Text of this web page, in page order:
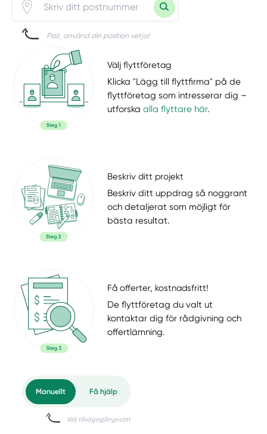
Psst, använd din position vetja!
Välj flyttföretag
Klicka "Lägg till flyttfirma" på de
flyttföretag som intresserar dig –
utforskaalla flyttare här.
Beskriv ditt projekt
Beskriv ditt uppdrag så noggrant
och detaljerat som möjligt för
bästa resultat.
Få offerter, kostnadsfritt!
De flyttföretag du valt ut
kontaktar dig för rådgivning och
offertlämning.